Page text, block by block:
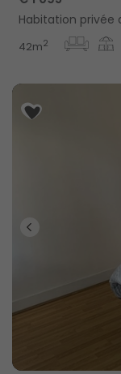
Habitation
42m2